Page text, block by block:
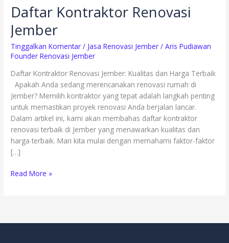
Daftar Kontraktor Renovasi
Jember
Tinggalkan Komentar / Jasa Renovasi Jember /Aris Pudiawan
Founder Renovasi Jember
Daftar Kontraktor Renovasi Jember: Kualitas dan Harga Terbaik
Apakah Anda sedang merencanakan renovasi rumah di
Jember? Memilih kontraktor yang tepat adalah langkah penting
untuk memastikan proyek renovasi Anda berjalan lancar.
Dalam artikel ini, kami akan membahas daftar kontraktor
renovasi terbaik di Jember yang menawarkan kualitas dan
harga terbaik. Mari kita mulai dengan memahami faktor-faktor
[…]
Read More »